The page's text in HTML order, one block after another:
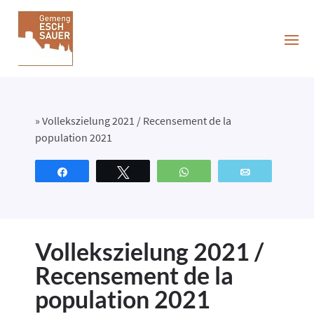
» Vollekszielung 2021 / Recensement de la
population 2021
WhatsApp
Vollekszielung 2021 /
Recensement de la
population 2021